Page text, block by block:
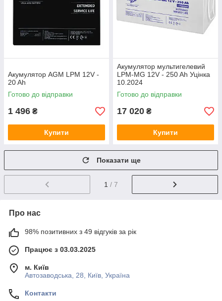
Акумулятор AGM LPM 12V -
20 Ah
Готово до відправки
1 496 ₴
Купити
Акумулятор мультигелевий
LPM-MG 12V - 250 Ah Уцінка
10.2024
Готово до відправки
17 020 ₴
Купити
Показати ще
1 / 7
Про нас
98% позитивних з 49 відгуків за рік
Працює з 03.03.2025
м. Київ
Автозаводська, 28, Київ, Україна
Контакти